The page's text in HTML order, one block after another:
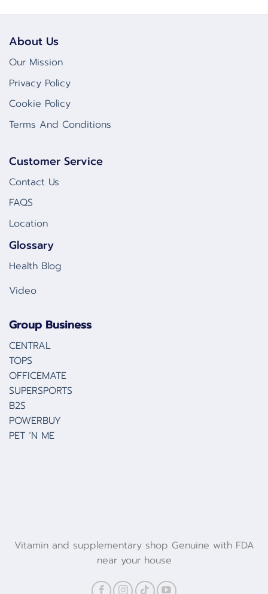
About Us
Our Mission
Privacy Policy
Cookie Policy
Terms And Conditions
Customer Service
Contact Us
FAQS
Location
Glossary
Health Blog
Video
Group Business
CENTRAL
TOPS
OFFICEMATE
SUPERSPORTS
B2S
POWERBUY
PET ‘N ME
Vitamin and supplementary shop Genuine with FDA
near your house